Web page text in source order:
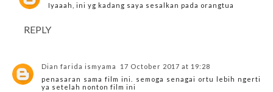
Iyaaah, ini yg kadang saya sesalkan pada orangtua
REPLY
Dian farida ismyama
17 October 2017 at 19:28
penasaran sama film ini. semoga senagai ortu lebih ngerti
ya setelah nonton film ini